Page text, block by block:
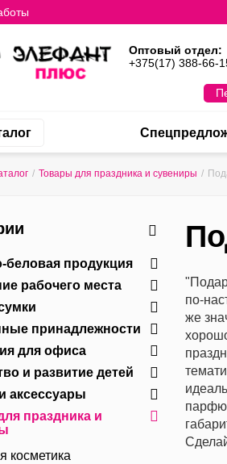
Оптовый отдел:
+375(17) 388-66-
/ Товары для праздника и сувениры /
беловая продукция
рабочего места
принадлежности
для офиса
и развитие детей
аксессуары
праздника и
косметика
по-
же